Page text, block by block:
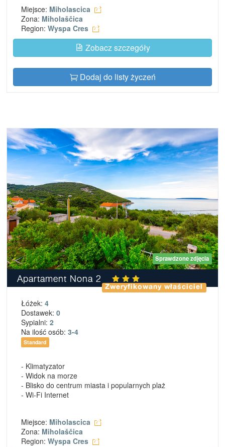
Miejsce: Miholascica
Zona: Miholaščica
Region: Wyspa Cres
Zobacz szczegóły
Dodaj do listy życzeń
Sprawdzone zdjęcia
Apartament Nona 2
Zweryfikowany właściciel
Łóżek: 4
Dostawek: 0
Sypialni: 2
Na ilość osób: 3-4
Standard
- Klimatyzator
- Widok na morze
- Blisko do centrum miasta i popularnych plaż
- Wi-Fi Internet
Miejsce: Miholascica
Zona: Miholaščica
Region: Wyspa Cres